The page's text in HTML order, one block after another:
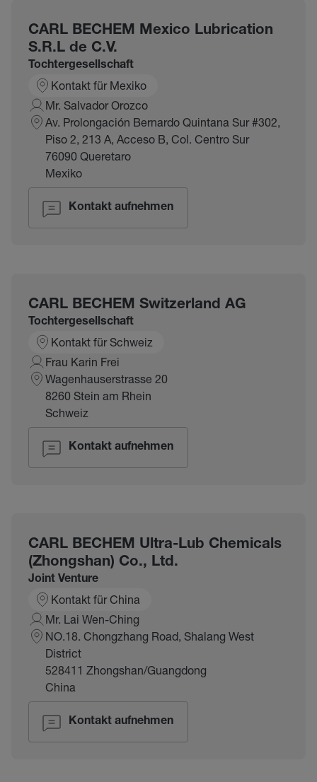
CARL BECHEM Mexico Lubrication
S.R.L de C.V.
Tochtergesellschaft
Kontakt für Mexiko
Mr. Salvador Orozco
Av. Prolongación Bernardo Quintana Sur #302,
Piso 2, 213 A, Acceso B, Col. Centro Sur
76090 Queretaro
Mexiko
Kontakt aufnehmen
CARL BECHEM Switzerland AG
Tochtergesellschaft
Kontakt für Schweiz
Frau Karin Frei
Wagenhauserstrasse 20
8260 Stein am Rhein
Schweiz
Kontakt aufnehmen
CARL BECHEM Ultra-Lub Chemicals
(Zhongshan) Co., Ltd.
Joint Venture
Kontakt für China
Mr. Lai Wen-Ching
NO.18. Chongzhang Road, Shalang West
District
528411 Zhongshan/Guangdong
China
Kontakt aufnehmen